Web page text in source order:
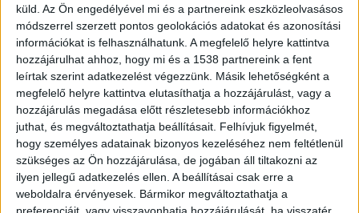
küld. Az Ön engedélyével mi és a partnereink eszközleolvasásos
módszerrel szerzett pontos geolokációs adatokat és azonosítási
információkat is felhasználhatunk. A megfelelő helyre kattintva
hozzájárulhat ahhoz, hogy mi és a 1538 partnereink a fent
leírtak szerint adatkezelést végezzünk. Másik lehetőségként a
megfelelő helyre kattintva elutasíthatja a hozzájárulást, vagy a
hozzájárulás megadása előtt részletesebb információkhoz
juthat, és megváltoztathatja beállításait. Felhívjuk figyelmét,
hogy személyes adatainak bizonyos kezeléséhez nem feltétlenül
szükséges az Ön hozzájárulása, de jogában áll tiltakozni az
ilyen jellegű adatkezelés ellen. A beállításai csak erre a
weboldalra érvényesek. Bármikor megváltoztathatja a
FRISS HÍREK
ZÖLDINFÓ 19 óra telt el a létrehozás óta
A hőség miatt veszélyesen megemelkedett a
talajközeli ózon szintje
ZÖLDINFÓ 20 óra telt el a létrehozás óta
Rekordhőség és történelmi aszály sújtja
Horvátországot, a folyók apadnak
ZÖLDINFÓ 20 óra telt el a létrehozás óta
Vízszolgáltatókat támadtak hackerek az Egyesült